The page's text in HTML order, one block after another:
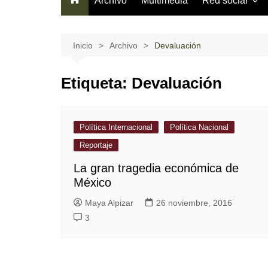
Código de
Inicio Archivo Devaluación
Etiqueta: Devaluación
Política Internacional
Política Nacional
Reportaje
La gran tragedia económica de
México
Maya Alpizar
26 noviembre, 2016
3